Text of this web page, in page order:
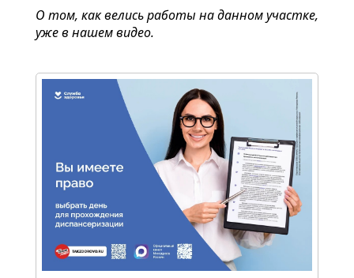
О том, как велись работы на данном участке,
уже в нашем видео.